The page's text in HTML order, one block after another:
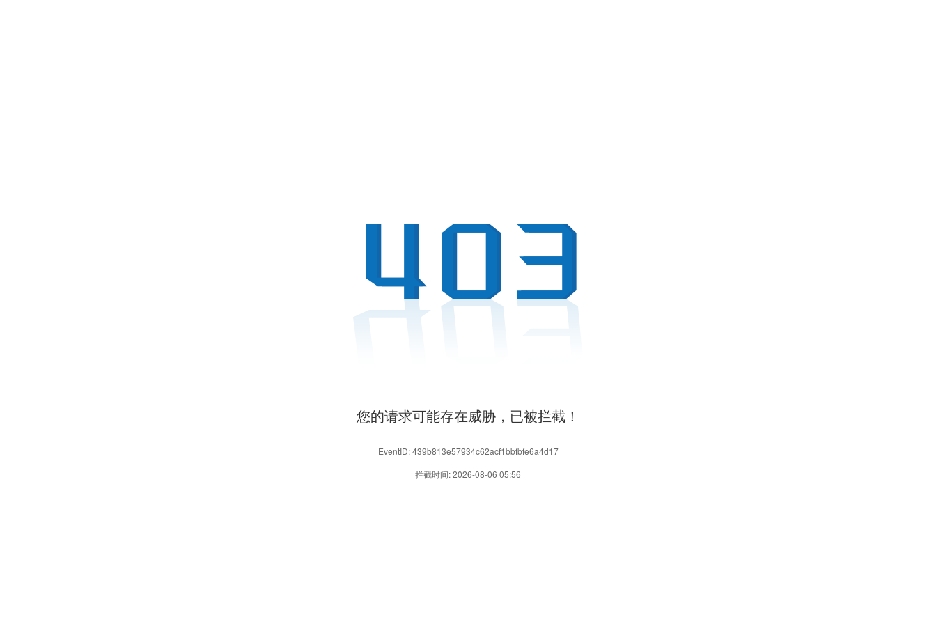
您的请求可能存在威胁，已被拦截！
EventID: 439b813e57934c62acf1bbfbfe6a4d17
拦截时间: 2026-08-06 05:56